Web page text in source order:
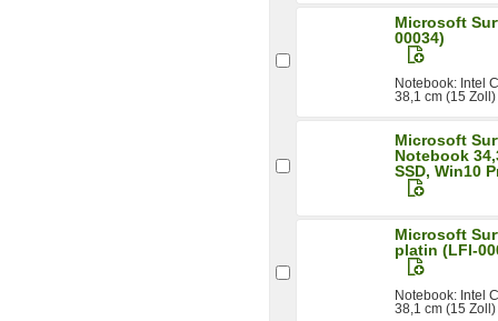
Microsoft
00034)
Notebook: Intel
38,1 cm (15
Microsoft
Notebook
SSD, Win10
Microsoft
platin (LFI-
Notebook: Intel
38,1 cm (15